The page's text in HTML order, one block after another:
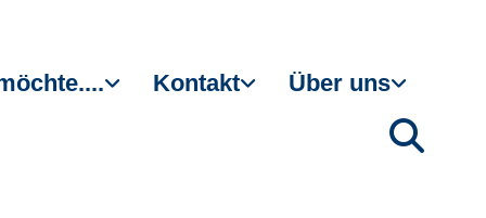
Kontakt Über uns